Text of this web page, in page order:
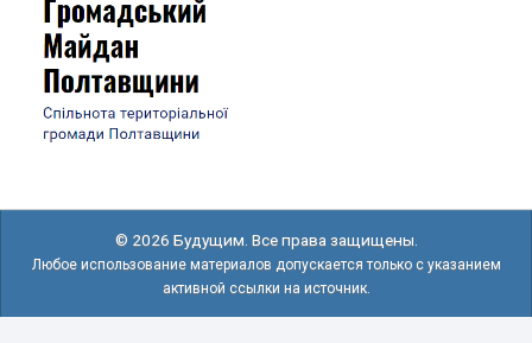
© 2026 Будущим. Все права защищены.
Любое использование материалов допускается только с указанием
активной ссылки на источник.